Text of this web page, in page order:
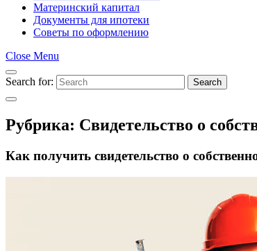
Материнский капитал
Документы для ипотеки
Советы по оформлению
Close Menu
Search for: Search
Рубрика: Свидетельство о
Как получить свидетельство о